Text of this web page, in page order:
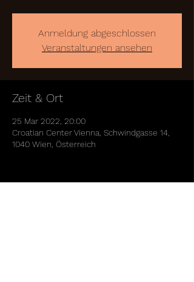
Anmeldung abgeschlossen
Veranstaltungen ansehen
Zeit & Ort
25 Mar 2022, 20:00
Croatian Center Vienna, Schwindgasse 14,
1040 Wien, Österreich